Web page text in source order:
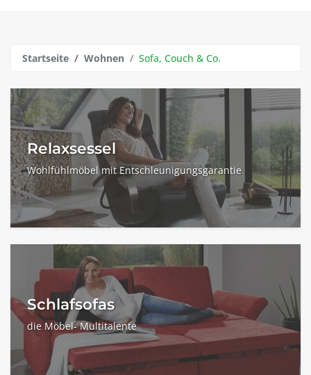
Startseite Wohnen Sofa, Couch & Co.
Relaxsessel
Wohlfühlmöbel mit Entschleunigungsgarantie
Schlafsofas
die Möbel- Multitalente